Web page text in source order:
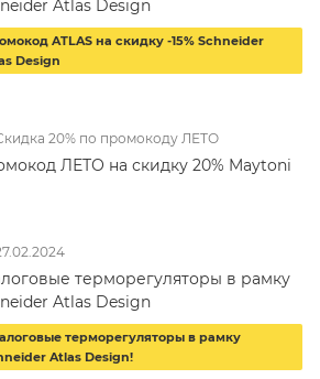
Atlas Design
ATLAS на скидку -15% Schneider
Design
20% по промокоду ЛЕТО
ЛЕТО на скидку 20% Maytoni
терморегуляторы в рамку
Atlas Design
терморегуляторы в рамку
Atlas Design!